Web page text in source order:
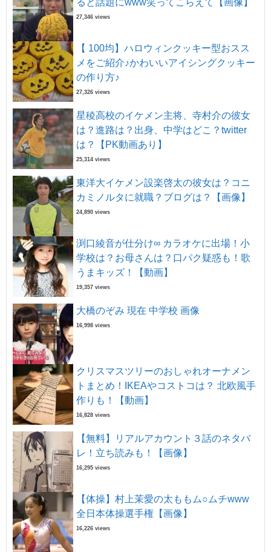
ると話題にwww笑ってこらえて【画像】
27,346 views
【 100均】ハロウィンクッキー型おスス
メをご紹介♪かわいいアイシングクッキー
の作り方♪
27,326 views
星稜高校のイケメン主将、寺村介の彼女
は？進路は？出身、中学はどこ？twitter
は？【PK動画あり】
25,314 views
東洋大イケメン設楽啓太の彼女は？コニ
カミノルタに就職？ブログは？【画像】
24,890 views
渕口綾音が仕分け∞ カラオケに出場！小
学校は？お母さんは？口パク疑惑も！歌
うまキッズ！【動画】
19,357 views
大橋のぞみ 現在 中学校 画像
16,998 views
クリスマスツリーのおしゃれオーナメン
トまとめ！IKEAやコストコは？ 北欧風手
作りも！【動画】
16,828 views
【無料】リアルアカウント３話のネタバ
レ！立ち読みも！【画像】
16,295 views
【体操】村上茉愛の太ももム○ムチwww
全日本体操選手権【画像】
16,226 views